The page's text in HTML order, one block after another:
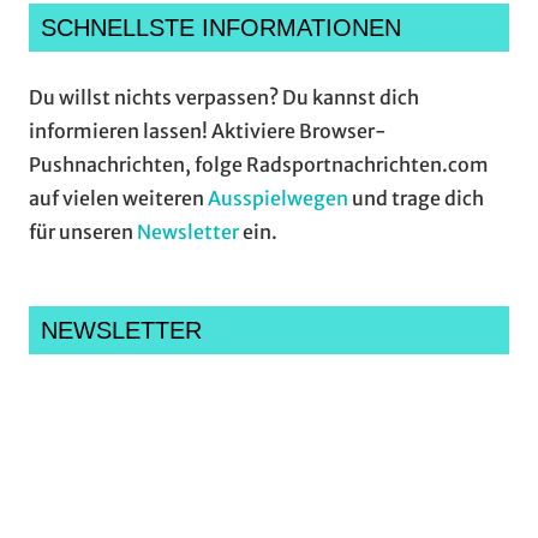
SCHNELLSTE INFORMATIONEN
Du willst nichts verpassen? Du kannst dich
informieren lassen! Aktiviere Browser-
Pushnachrichten, folge Radsportnachrichten.com
auf vielen weiteren Ausspielwegen und trage dich
für unseren Newsletterein.
NEWSLETTER